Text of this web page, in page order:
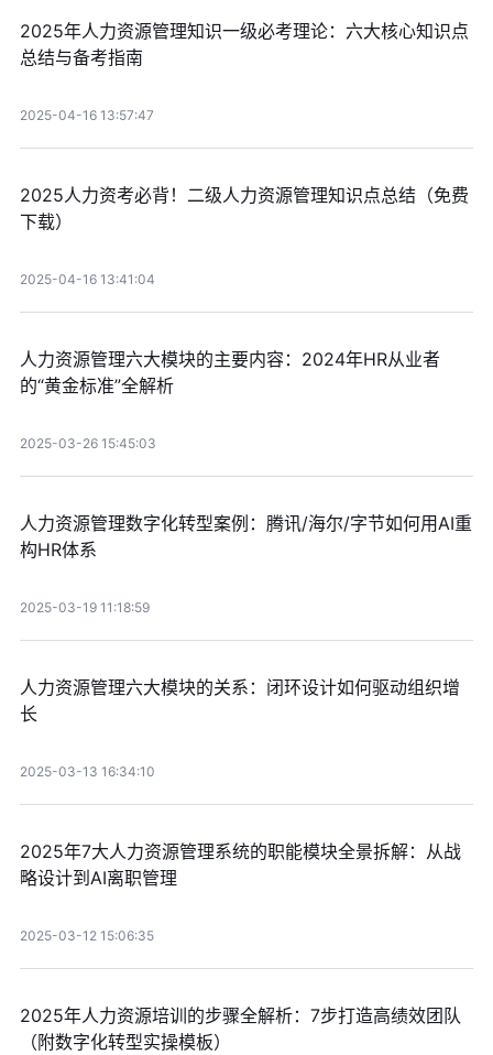
2025年人力资源管理知识一级必考理论：六大核心知识点
总结与备考指南
2025-04-16 13:57:47
2025人力资考必背！二级人力资源管理知识点总结（免费
下载）
2025-04-16 13:41:04
人力资源管理六大模块的主要内容：2024年HR从业者
的“黄金标准”全解析
2025-03-26 15:45:03
人力资源管理数字化转型案例：腾讯/海尔/字节如何用AI重
构HR体系
2025-03-19 11:18:59
人力资源管理六大模块的关系：闭环设计如何驱动组织增
长
2025-03-13 16:34:10
2025年7大人力资源管理系统的职能模块全景拆解：从战
略设计到AI离职管理
2025-03-12 15:06:35
2025年人力资源培训的步骤全解析：7步打造高绩效团队
（附数字化转型实操模板）